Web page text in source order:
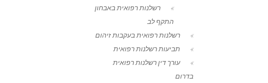
רשלנות רפואית באבחון
התקף לב
רשלנות רפואית בעקבות זיהום
תביעות רשלנות רפואית
עורך דין רשלנות רפואית
בדרום